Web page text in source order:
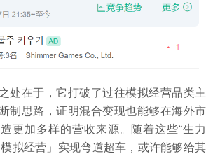
处在于，它打破了过往模拟经营品类主
制思路，证明混合变现也能够在海外市
更加多样的营收来源。随着这些“生力
拟经营」实现弯道超车，或许能够给其